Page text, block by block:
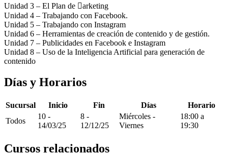
Unidad 3 – El Plan de arketing
Unidad 4 – Trabajando con Facebook.
Unidad 5 – Trabajando con Instagram
Unidad 6 – Herramientas de creación de contenido y de gestión.
Unidad 7 – Publicidades en Facebook e Instagram
Unidad 8 – Uso de la Inteligencia Artificial para generación de
contenido
Días y Horarios
Sucursal Inicio Fin Días
Horario
Todos
10 -
14/03/25
8 -
12/12/25
Miércoles -
Viernes
18:00 a
19:30
Cursos relacionados